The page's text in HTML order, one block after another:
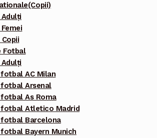
Fotbal
AC Milan
Arsenal
As Roma
fotbal Atletico Madrid
fotbal Barcelona
Bayern Munich